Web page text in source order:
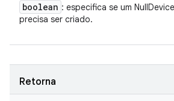
boolean : especifica se um
precisa ser criado.
Retorna